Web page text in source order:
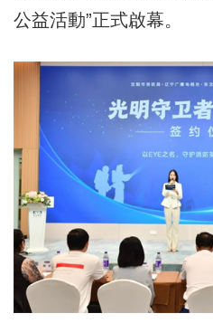
公益活動”正式啟幕。